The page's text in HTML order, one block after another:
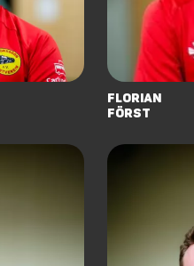
Florian
Först